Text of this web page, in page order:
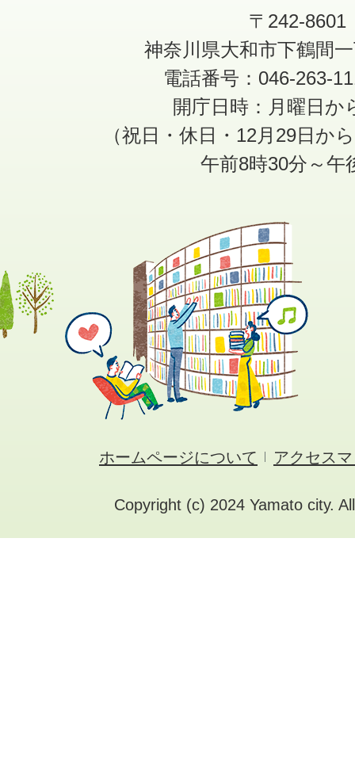
〒242-8601
神奈川県大和市下鶴間
電話番号：046-263-
開庁日時：月曜日か
（祝日・休日・12月29日か
午前8時30分～午
ホームページについて アクセス
Copyright (c) 2024 Yamato city.